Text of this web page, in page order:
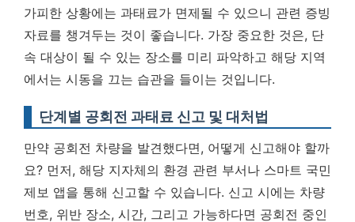
가피한 상황에는 과태료가 면제될 수 있으니 관련 증빙
자료를 챙겨두는 것이 좋습니다. 가장 중요한 것은, 단
속 대상이 될 수 있는 장소를 미리 파악하고 해당 지역
에서는 시동을 끄는 습관을 들이는 것입니다.
단계별 공회전 과태료 신고 및 대처법
만약 공회전 차량을 발견했다면, 어떻게 신고해야 할까
요? 먼저, 해당 지자체의 환경 관련 부서나 스마트 국민
제보 앱을 통해 신고할 수 있습니다. 신고 시에는 차량
번호, 위반 장소, 시간, 그리고 가능하다면 공회전 중인